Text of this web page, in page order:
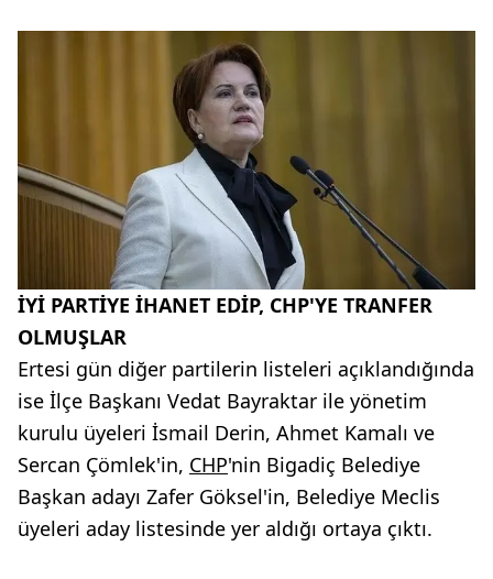
İYİ PARTİYE İHANET EDİP, CHP'YE TRANFER
OLMUŞLAR
Ertesi gün diğer partilerin listeleri açıklandığında
ise İlçe Başkanı Vedat Bayraktar ile yönetim
kurulu üyeleri İsmail Derin, Ahmet Kamalı ve
Sercan Çömlek'in, CHP'nin Bigadiç Belediye
Başkan adayı Zafer Göksel'in, Belediye Meclis
üyeleri aday listesinde yer aldığı ortaya çıktı.